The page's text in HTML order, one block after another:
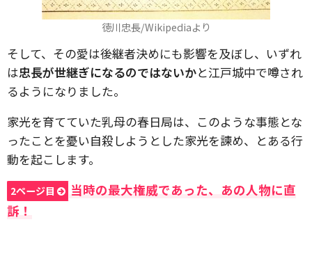
徳川忠長/Wikipediaより
そして、その愛は後継者決めにも影響を及ぼし、いずれ
は忠長が世継ぎになるのではないかと江戸城中で噂され
るようになりました。
家光を育てていた乳母の春日局は、このような事態とな
ったことを憂い自殺しようとした家光を諫め、とある行
動を起こします。
2ページ目
当時の最大権威であった、あの人物に直
訴！